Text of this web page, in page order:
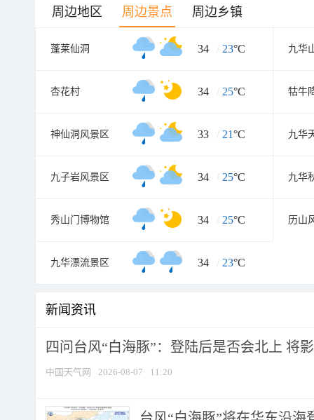
周边地区 周边景点 周边乡镇
蓬莱仙洞 34 / 23°C 九华
杏花村 34 / 25°C 牯牛
神仙洞风景区 33 / 21°C 九华
九子岩风景区 34 / 25°C
秀山门博物馆 34 / 25°C 历山
九华漂流景区 34 / 23°C
新闻资讯
四问台风“白海豚”：登陆后是否会北上 将
中国天气网 2026-08-07 11:20